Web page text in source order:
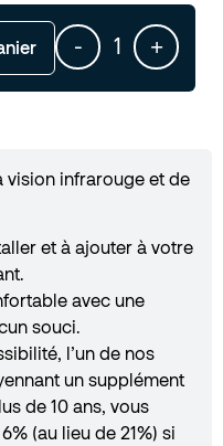
- +
vision infrarouge et de
et à ajouter à votre
avec une
souci.
l’un de nos
un supplément
de 10 ans, vous
(au lieu de 21%) si